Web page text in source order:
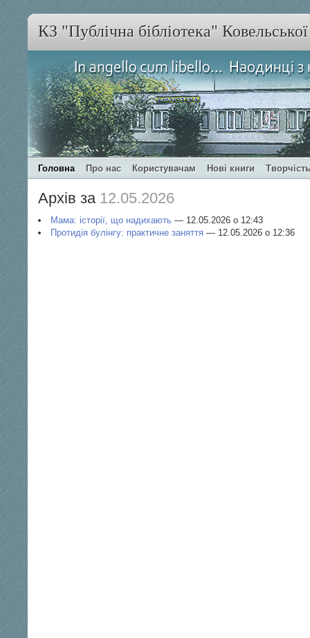
КЗ "Публічна бібліотека"
Головна Про нас Користувачам Нові книги
Архів за 12.05.2026
Мама: історії, що надихають — 12.05.2026 о 12:43
Протидія булінгу: практичне заняття — 12.05.2026 о 12:36